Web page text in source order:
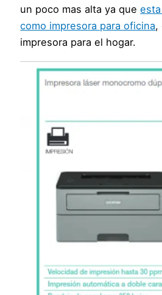
un poco mas alta ya que
como impresora para oficina,
impresora para el hogar.